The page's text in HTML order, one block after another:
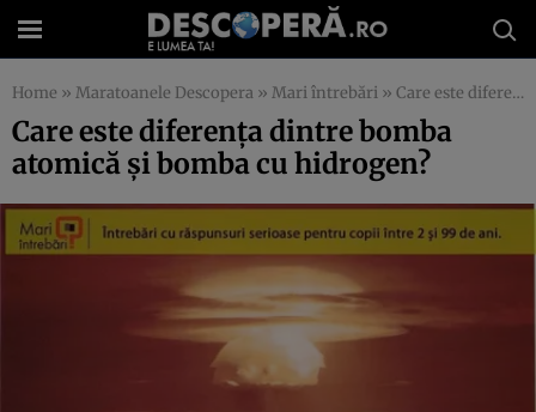
Home » Maratoanele Descopera » Mari întrebări » Care este diferenţa dintre bomba atomică şi bomba cu hidrogen?
Care este diferenţa dintre bomba
atomică şi bomba cu hidrogen?